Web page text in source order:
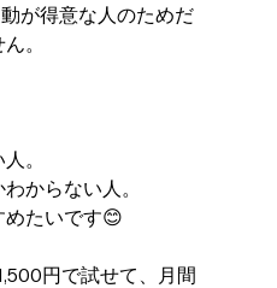
が得意な人のためだ
。
。
からない人。
たいです😊
円で試せて、月間